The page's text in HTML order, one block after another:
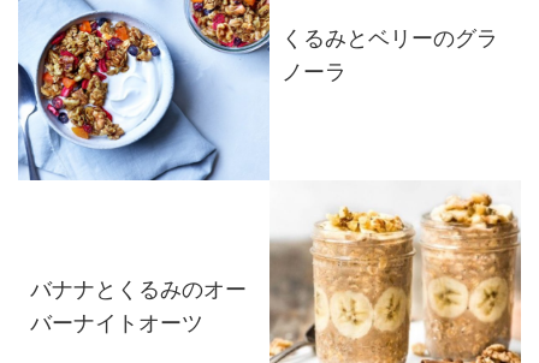
くるみとベリーのグラ
ノーラ
バナナとくるみのオー
バーナイトオーツ